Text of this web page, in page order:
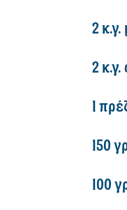
2
2
1
150
100